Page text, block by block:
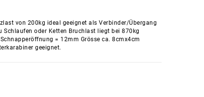
von 200kg ideal geeignet als Verbinder/Übergang
Schlaufen oder Ketten Bruchlast liegt bei 870kg
= 12mm Grösse ca. 8cmx4cm
geeignet.